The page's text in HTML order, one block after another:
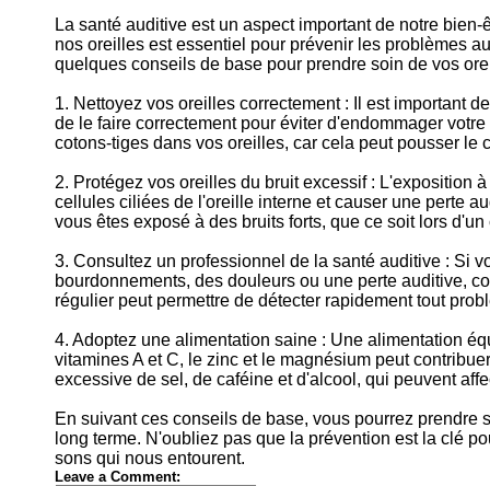
La santé auditive est un aspect important de notre
nos oreilles est essentiel pour prévenir les problèmes
quelques conseils de base pour prendre soin de vos
1. Nettoyez vos oreilles correctement : Il est important
de le faire correctement pour éviter d'endommager
cotons-tiges dans vos oreilles, car cela peut pousser le
2. Protégez vos oreilles du bruit excessif : L'exposition
cellules ciliées de l'oreille interne et causer une perte
vous êtes exposé à des bruits forts, que ce soit lors
3. Consultez un professionnel de la santé auditive : Si
bourdonnements, des douleurs ou une perte auditive,
régulier peut permettre de détecter rapidement tout
4. Adoptez une alimentation saine : Une alimentation
vitamines A et C, le zinc et le magnésium peut
excessive de sel, de caféine et d'alcool, qui peuvent
En suivant ces conseils de base, vous pourrez
long terme. N'oubliez pas que la prévention est la clé
sons qui nous entourent.
Leave a Comment: